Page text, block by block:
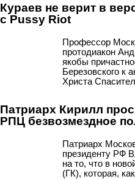
Кураев не верит в
с Pussy Riot
Профессор
протодиакон
якобы
Березовского к
Христа
Патриарх Кирилл
РПЦ безвозмездное
Патриарх
президенту РФ
на то, что в
(ГК), которая,